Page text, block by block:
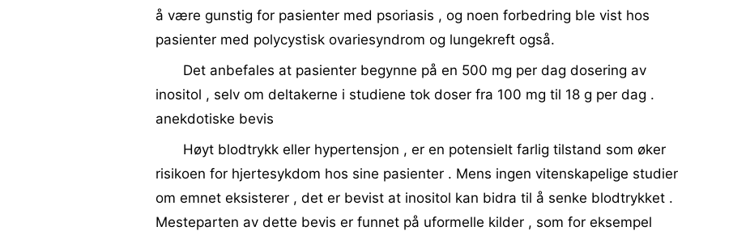
å være gunstig for pasienter med psoriasis , og noen forbedring ble vist hos
pasienter med polycystisk ovariesyndrom og lungekreft også.
Det anbefales at pasienter begynne på en 500 mg per dag dosering av
inositol , selv om deltakerne i studiene tok doser fra 100 mg til 18 g per dag .
anekdotiske bevis
Høyt blodtrykk eller hypertensjon , er en potensielt farlig tilstand som øker
risikoen for hjertesykdom hos sine pasienter . Mens ingen vitenskapelige studier
om emnet eksisterer , det er bevist at inositol kan bidra til å senke blodtrykket .
Mesteparten av dette bevis er funnet på uformelle kilder , som for eksempel